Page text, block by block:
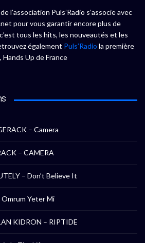
l’association Puls’Radio s’associe avec
pour vous garantir encore plus de
tous les hits, les nouveautés et les
également Puls’Radio la première
Up de France
– Camera
– CAMERA
– Don’t Believe It
Yeter Mi
KIDRON – RIPTIDE